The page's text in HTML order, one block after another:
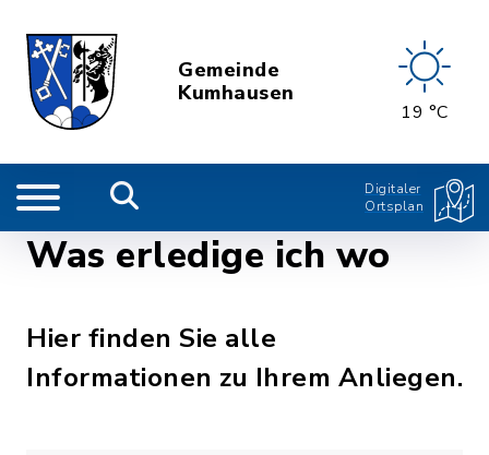
Gemeinde
Kumhausen
19 °C
Digitaler
Ortsplan
Was erledige ich wo
Hier finden Sie alle
Informationen zu Ihrem Anliegen.